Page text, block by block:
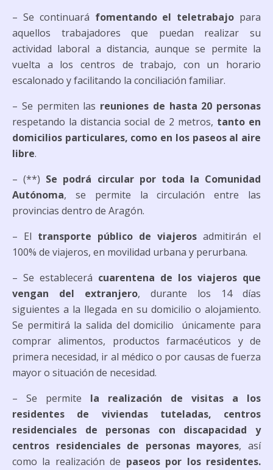
– Se continuará fomentando el teletrabajo para
aquellos trabajadores que puedan realizar su
actividad laboral a distancia, aunque se permite la
vuelta a los centros de trabajo, con un horario
escalonado y facilitando la conciliación familiar.
– Se permiten las reuniones de hasta 20 personas
respetando la distancia social de 2 metros, tanto en
domicilios particulares, como en los paseos al aire
libre.
– (**) Se podrá circular por toda la Comunidad
Autónoma, se permite la circulación entre las
provincias dentro de Aragón.
– El transporte público de viajeros admitirán el
100% de viajeros, en movilidad urbana y perurbana.
– Se establecerá cuarentena de los viajeros que
vengan del extranjero, durante los 14 días
siguientes a la llegada en su domicilio o alojamiento.
Se permitirá la salida del domicilio únicamente para
comprar alimentos, productos farmacéuticos y de
primera necesidad, ir al médico o por causas de fuerza
mayor o situación de necesidad.
– Se permite la realización de visitas a los
residentes de viviendas tuteladas, centros
residenciales de personas con discapacidad y
centros residenciales de personas mayores, así
como la realización de paseos por los residentes.